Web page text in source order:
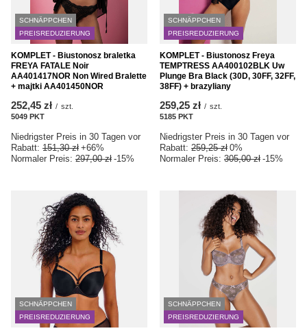
SCHNÄPPCHEN
PREISREDUZIERUNG
KOMPLET - Biustonosz braletka
FREYA FATALE Noir
AA401417NOR Non Wired Bralette
+ majtki AA401450NOR
252,45 zł / szt.
5049 PKT
Niedrigster Preis in 30 Tagen vor
Rabatt: 151,30 zł +66%
Normaler Preis: 297,00 zł -15%
SCHNÄPPCHEN
PREISREDUZIERUNG
KOMPLET - Biustonosz Freya
TEMPTRESS AA400102BLK Uw
Plunge Bra Black (30D, 30FF, 32FF,
38FF) + brazyliany
259,25 zł / szt.
5185 PKT
Niedrigster Preis in 30 Tagen vor
Rabatt: 259,25 zł 0%
Normaler Preis: 305,00 zł -15%
SCHNÄPPCHEN
PREISREDUZIERUNG
SCHNÄPPCHEN
PREISREDUZIERUNG